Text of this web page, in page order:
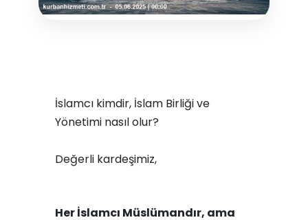
İslamcı kimdir, İslam Birliği ve
Yönetimi nasıl olur?
Değerli kardeşimiz,
Her İslamcı Müslümandır, ama